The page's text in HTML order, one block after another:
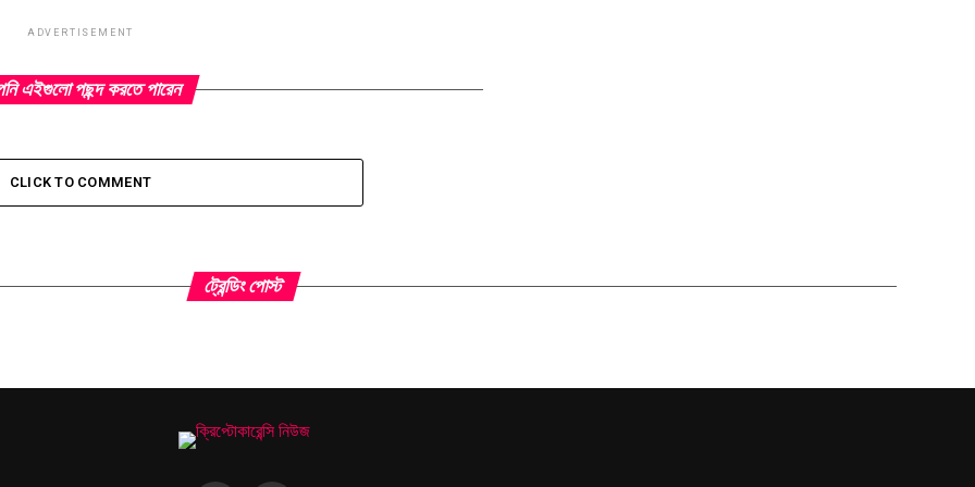
ADVERTISEMENT
এইগুলো পছন্দ করতে পারেন
CLICK TO COMMENT
ট্রেন্ডিং পোস্ট